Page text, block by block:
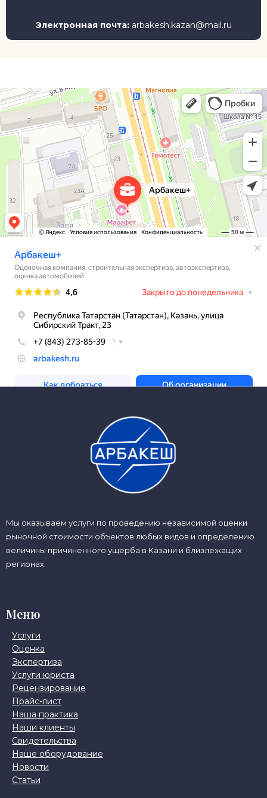
Электронная почта: arbakesh.kazan@mail.ru
Мы оказываем услуги по проведению независимой оценки
рыночной стоимости объектов любых видов и определению
величины причиненного ущерба в Казани и близлежащих
регионах.
Меню
Услуги
Оценка
Экспертиза
Услуги юриста
Рецензирование
Прайс-лист
Наша практика
Наши клиенты
Свидетельства
Наше оборудование
Новости
Статьи